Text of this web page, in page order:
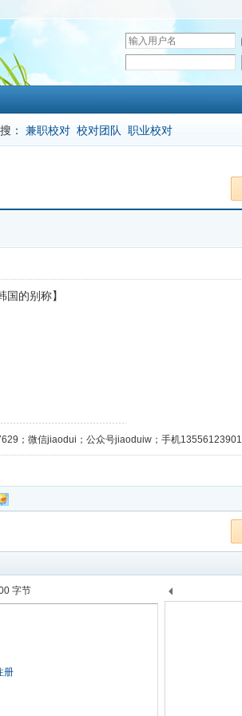
用
户
名
： 兼职校对 校对团队 职业校对
的别称】
；微信jiaodui；公众号jiaoduiw；手机13556123901
字节
册
上